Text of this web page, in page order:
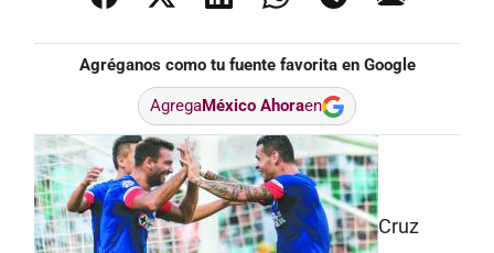
Agréganos como tu fuente favorita en Google
AgregaMéxico Ahoraen
Cruz